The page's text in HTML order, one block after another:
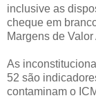
inclusive as
cheque em
Margens de
As
52 são
contaminam o